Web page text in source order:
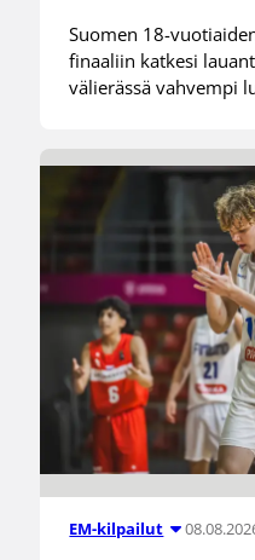
Suomen 18-
finaaliin katkesi
välierässä vahvempi
EM-kilpailut